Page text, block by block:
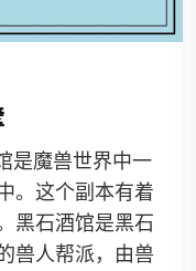
是魔兽世界中一
。这个副本有着
黑石酒馆是黑石
兽人帮派，由兽